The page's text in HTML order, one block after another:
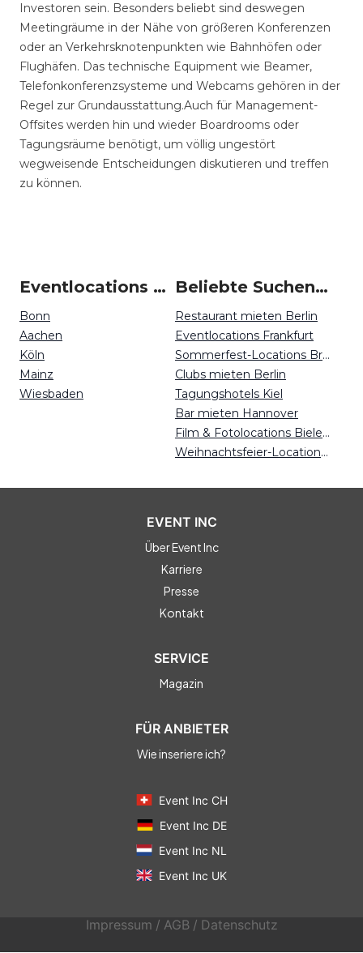
Investoren sein. Besonders beliebt sind deswegen
Meetingräume in der Nähe von größeren Konferenzen
oder an Verkehrsknotenpunkten wie Bahnhöfen oder
Flughäfen. Das technische Equipment wie Beamer,
Telefonkonferenzsysteme und Webcams gehören in der
Regel zur Grundausstattung.Auch für Management-
Offsites werden hin und wieder Boardrooms oder
Tagungsräume benötigt, um völlig ungestört
wegweisende Entscheidungen diskutieren und treffen
zu können.
Eventlocations um Koblenz
Bonn
Aachen
Köln
Mainz
Wiesbaden
Beliebte Suchen auf Event Inc
Restaurant mieten Berlin
Eventlocations Frankfurt
Sommerfest-Locations Bremen
Clubs mieten Berlin
Tagungshotels Kiel
Bar mieten Hannover
Film & Fotolocations Bielefeld
Weihnachtsfeier-Locations Münster
EVENT INC
Über Event Inc
Karriere
Presse
Kontakt
SERVICE
Magazin
FÜR ANBIETER
Wie inseriere ich?
Event Inc CH
Event Inc DE
Event Inc NL
Event Inc UK
Impressum / AGB / Datenschutz